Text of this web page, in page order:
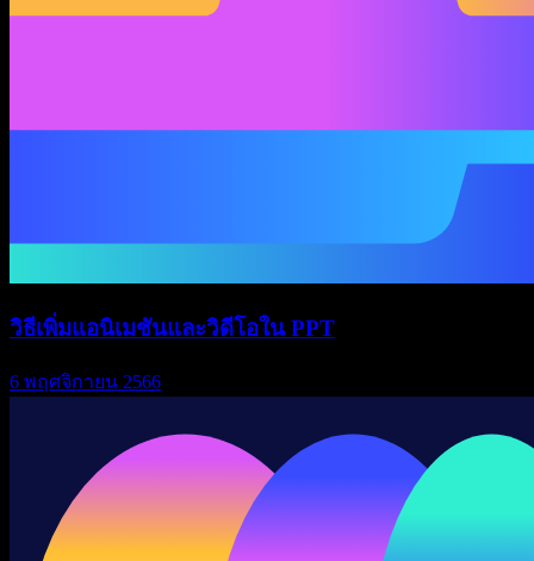
วิธีเพิ่มแอนิเมชันและวิดีโอใน PPT
6 พฤศจิกายน 2566